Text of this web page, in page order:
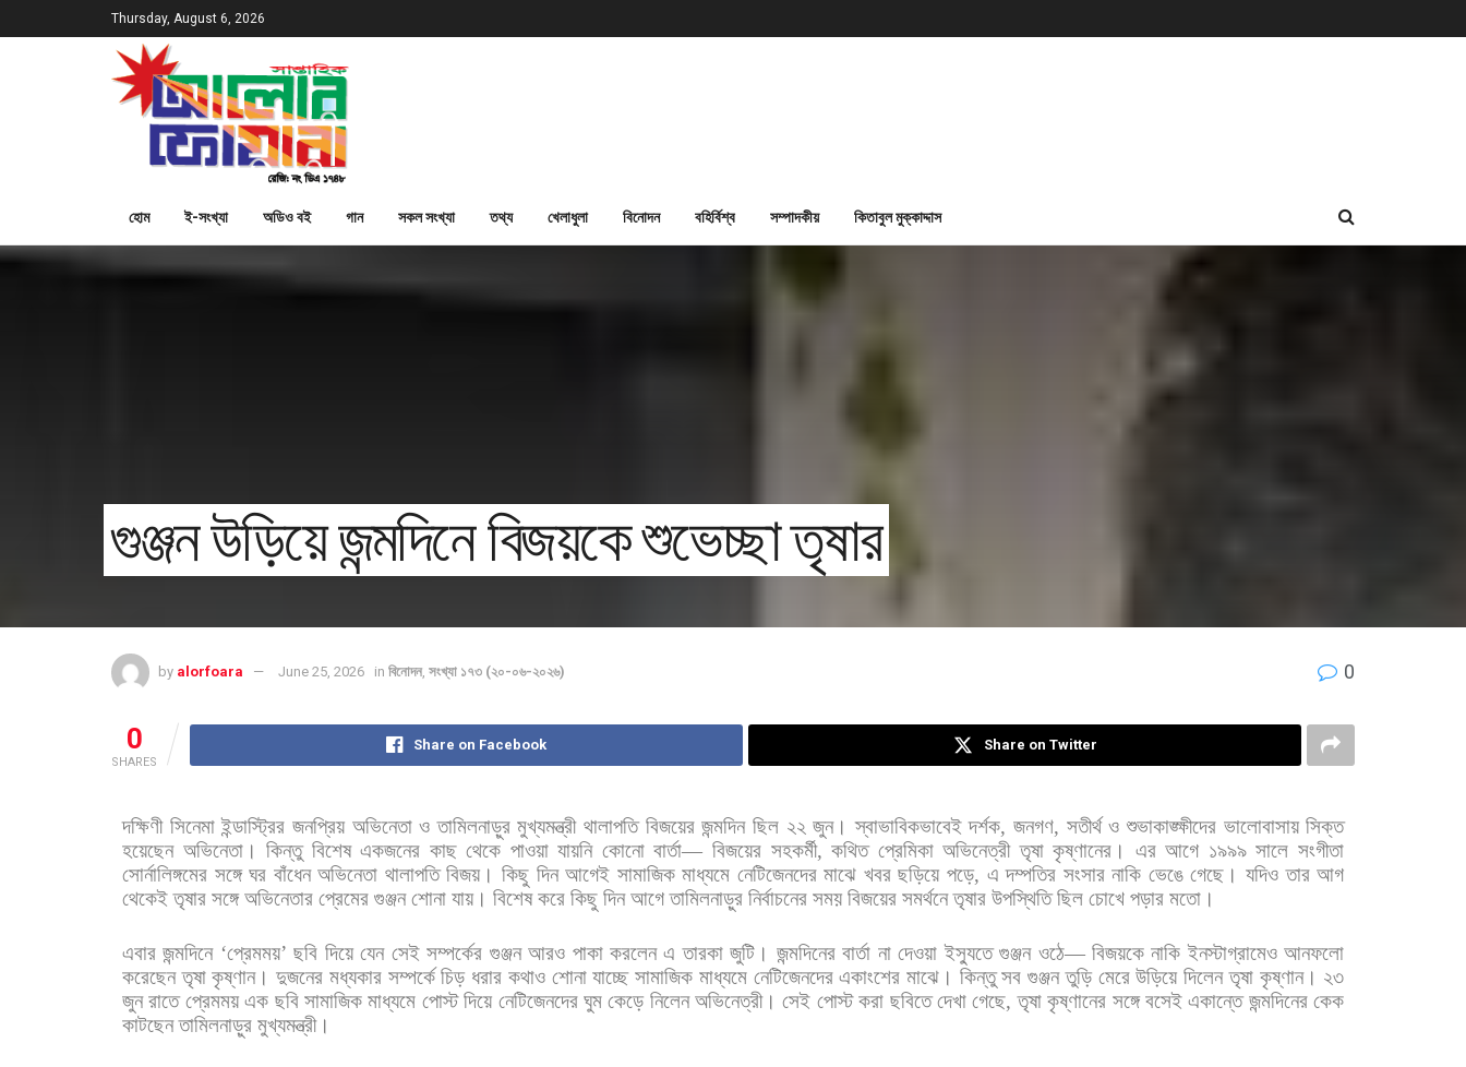
Thursday, August 6, 2026
হোম ই-সংখ্যা অডিও বই গান সকল সংখ্যা তথ্য খেলাধুলা বিনোদন বহির্বিশ্ব সম্পাদকীয় কিতাবুল মুক্কাদ্দাস
গুঞ্জন উড়িয়ে জন্মদিনে বিজয়কে শুভেচ্ছা তৃষার
by alorfoara June 25, 2026 in বিনোদন, সংখ্যা ১৭৩ (২০-০৬-২০২৬) 0
0
SHARES
Share on Facebook Share on Twitter
দক্ষিণী সিনেমা ইন্ডাস্ট্রির জনপ্রিয় অভিনেতা ও তামিলনাড়ুর মুখ্যমন্ত্রী থালাপতি বিজয়ের জন্মদিন ছিল ২২ জুন। স্বাভাবিকভাবেই দর্শক, জনগণ, সতীর্থ ও শুভাকাঙ্ক্ষীদের ভালোবাসায় সিক্ত
হয়েছেন অভিনেতা। কিন্তু বিশেষ একজনের কাছ থেকে পাওয়া যায়নি কোনো বার্তা—বিজয়ের সহকর্মী,কথিত প্রেমিকা অভিনেত্রী তৃষা কৃষ্ণানের। এর আগে ১৯৯৯ সালে সংগীতা
সোর্নালিঙ্গমের সঙ্গে ঘর বাঁধেন অভিনেতা থালাপতি বিজয়। কিছু দিন আগেই সামাজিক মাধ্যমে নেটিজেনদের মাঝে খবর ছড়িয়ে পড়ে, এ দম্পতির সংসার নাকি ভেঙে গেছে। যদিও তার আগ
থেকেই তৃষার সঙ্গে অভিনেতার প্রেমের গুঞ্জন শোনা যায়। বিশেষ করে কিছু দিন আগে তামিলনাড়ুর নির্বাচনের সময় বিজয়ের সমর্থনে তৃষার উপস্থিতি ছিল চোখে পড়ার মতো।
এবার জন্মদিনে‘প্রেমময়’ছবি দিয়ে যেন সেই সম্পর্কের গুঞ্জন আরও পাকা করলেন এ তারকা জুটি। জন্মদিনের বার্তা না দেওয়া ইস্যুতে গুঞ্জন ওঠে— বিজয়কে নাকি ইনস্টাগ্রামেও আনফলো
করেছেন তৃষা কৃষ্ণান। দুজনের মধ্যকার সম্পর্কে চিড় ধরার কথাও শোনা যাচ্ছে সামাজিক মাধ্যমে নেটিজেনদের একাংশের মাঝে। কিন্তু সব গুঞ্জন তুড়ি মেরে উড়িয়ে দিলেন তৃষা কৃষ্ণান। ২৩
জুন রাতে প্রেমময় এক ছবি সামাজিক মাধ্যমে পোস্ট দিয়ে নেটিজেনদের ঘুম কেড়ে নিলেন অভিনেত্রী। সেই পোস্ট করা ছবিতে দেখা গেছে,তৃষা কৃষ্ণানের সঙ্গে বসেই একান্তে জন্মদিনের কেক
কাটছেন তামিলনাড়ুর মুখ্যমন্ত্রী।